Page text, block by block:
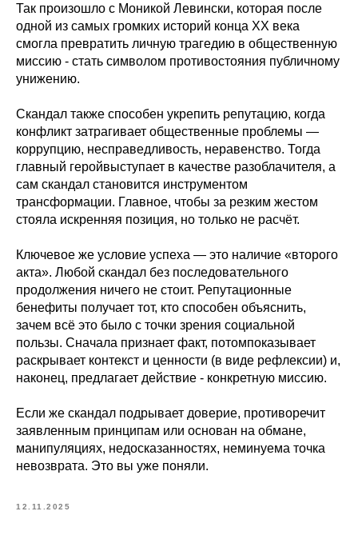
Так произошло с Моникой Левински, которая после
одной из самых громких историй конца XX века
смогла превратить личную трагедию в общественную
миссию - стать символом противостояния публичному
унижению.
Скандал также способен укрепить репутацию, когда
конфликт затрагивает общественные проблемы —
коррупцию, несправедливость, неравенство. Тогда
главный геройвыступает в качестве разоблачителя, а
сам скандал становится инструментом
трансформации. Главное, чтобы за резким жестом
стояла искренняя позиция, но только не расчёт.
Ключевое же условие успеха — это наличие «второго
акта». Любой скандал без последовательного
продолжения ничего не стоит. Репутационные
бенефиты получает тот, кто способен объяснить,
зачем всё это было с точки зрения социальной
пользы. Сначала признает факт, потомпоказывает
раскрывает контекст и ценности (в виде рефлексии) и,
наконец, предлагает действие - конкретную миссию.
Если же скандал подрывает доверие, противоречит
заявленным принципам или основан на обмане,
манипуляциях, недосказанностях, неминуема точка
невозврата. Это вы уже поняли.
12.11.2025